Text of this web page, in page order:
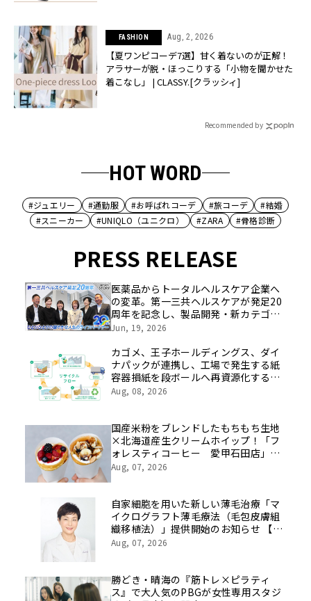
FASHION Aug, 2, 2026
【夏ワンピコーデ7選】甘く着ないのが正解！
アラサーが脱・ほっこりする「小物を聞かせた
着こなし」 | CLASSY.[クラッシィ]
Recommended by
HOT WORD
#ジュエリー #通勤服 #お呼ばれコーデ #旅コーデ
#結婚
#スニーカー
#UNIQLO（ユニクロ） #ZARA #骨格診断
PRESS RELEASE
医薬品からトータルヘルスケア企業へ
の変革。第一三共ヘルスケアが発足20
周年を記念し、製品開発・新カテゴリ
挑戦の舞台や旧社統合時のエピソード
像を公開！
Jun, 19, 2026
カゴメ、王子ホールディングス、ダイ
ナパックが連携し、工場で発生する紙
容器損紙を段ボールへ再資源化する実
証を開始
Aug, 08, 2026
国産米粉をブレンドしたもちもち生地
×北海道産生クリームホイップ！「フ
ォレスティコーヒー 愛甲石田店」に
て、８月１７日（月）からクレープ販
Aug, 07, 2026
自家細胞を用いた新しい薄毛治療「マ
イクログラフト薄毛療法（毛包皮膚組
織移植法）」提供開始のお知らせ 【医
療法人社団 青真会 青山エルクリニ
Aug, 07, 2026
勝どき・晴海の『筋トレ×ピラティ
ス』で大人気のPBGが女性専用スタジ